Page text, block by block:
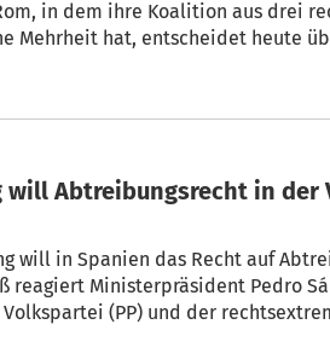
in dem ihre Koalition aus drei
Mehrheit hat, entscheidet heute
Volksabstimmung geben. Erst
will Abtreibungsrecht in der
will in Spanien das Recht auf
reagiert Ministerpräsident Pedro
(PP) und der